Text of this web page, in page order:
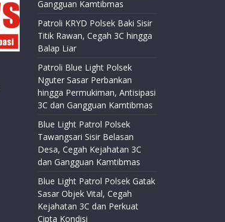
Gangguan Kamtibmas
Patroli KRYD Polsek Baki Sisir
Titik Rawan, Cegah 3C hingga
Balap Liar
Patroli Blue Light Polsek
Nguter Sasar Perbankan
hingga Permukiman, Antisipasi
3C dan Gangguan Kamtibmas
Blue Light Patrol Polsek
Tawangsari Sisir Belasan
Desa, Cegah Kejahatan 3C
dan Gangguan Kamtibmas
Blue Light Patrol Polsek Gatak
Sasar Objek Vital, Cegah
Kejahatan 3C dan Perkuat
Cipta Kondisi